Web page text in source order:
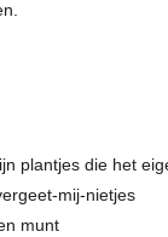
plantjes die het
mij-nietjes
munt